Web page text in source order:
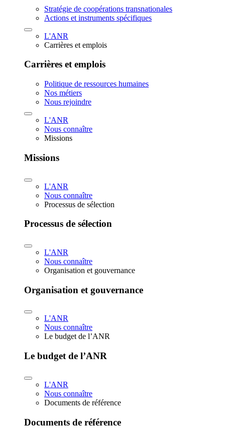
Stratégie de coopérations transnationales
Actions et instruments spécifiques
L'ANR
Carrières et emplois
Carrières et emplois
Politique de ressources humaines
Nos métiers
Nous rejoindre
L'ANR
Nous connaître
Missions
Missions
L'ANR
Nous connaître
Processus de sélection
Processus de sélection
L'ANR
Nous connaître
Organisation et gouvernance
Organisation et gouvernance
L'ANR
Nous connaître
Le budget de l’ANR
Le budget de l’ANR
L'ANR
Nous connaître
Documents de référence
Documents de référence